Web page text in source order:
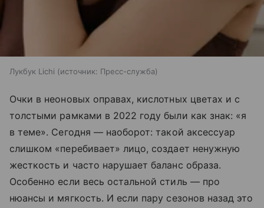
Лукбук Lichi источник: Пресс-служба
Очки в неоновых оправах, кислотных цветах и с
толстыми рамками в 2022 году были как знак: «я
в теме». Сегодня — наоборот: такой аксессуар
слишком «перебивает» лицо, создает ненужную
жесткость и часто нарушает баланс образа.
Особенно если весь остальной стиль — про
нюансы и мягкость. И если пару сезонов назад это